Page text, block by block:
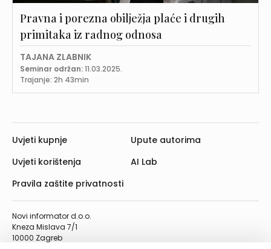
Pravna i porezna obilježja plaće i drugih
primitaka iz radnog odnosa
TAJANA ZLABNIK
Seminar održan:11.03.2025.
Trajanje: 2h 43min
Novi informator d.o.o.
Kneza Mislava 7/1
10000 Zagreb
Uvjeti kupnje
Uvjeti korištenja
Pravila zaštite privatnosti
Upute autorima
AI Lab